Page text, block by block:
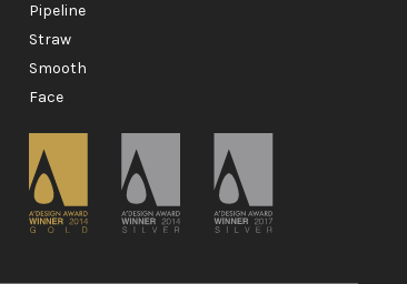
pipeline
straw
smooth
face